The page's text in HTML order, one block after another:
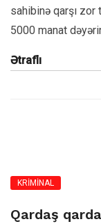
sahibinə qarşı
5000 manat
Ətraflı
KRİMİNAL
Qardaş